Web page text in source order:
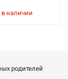
родителей